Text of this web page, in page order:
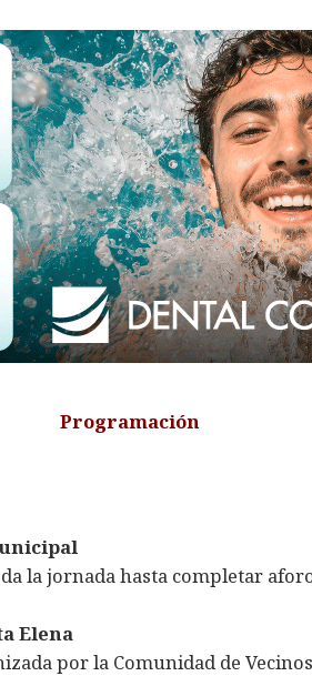
Programación
la jornada hasta completar
Elena
por la Comunidad de